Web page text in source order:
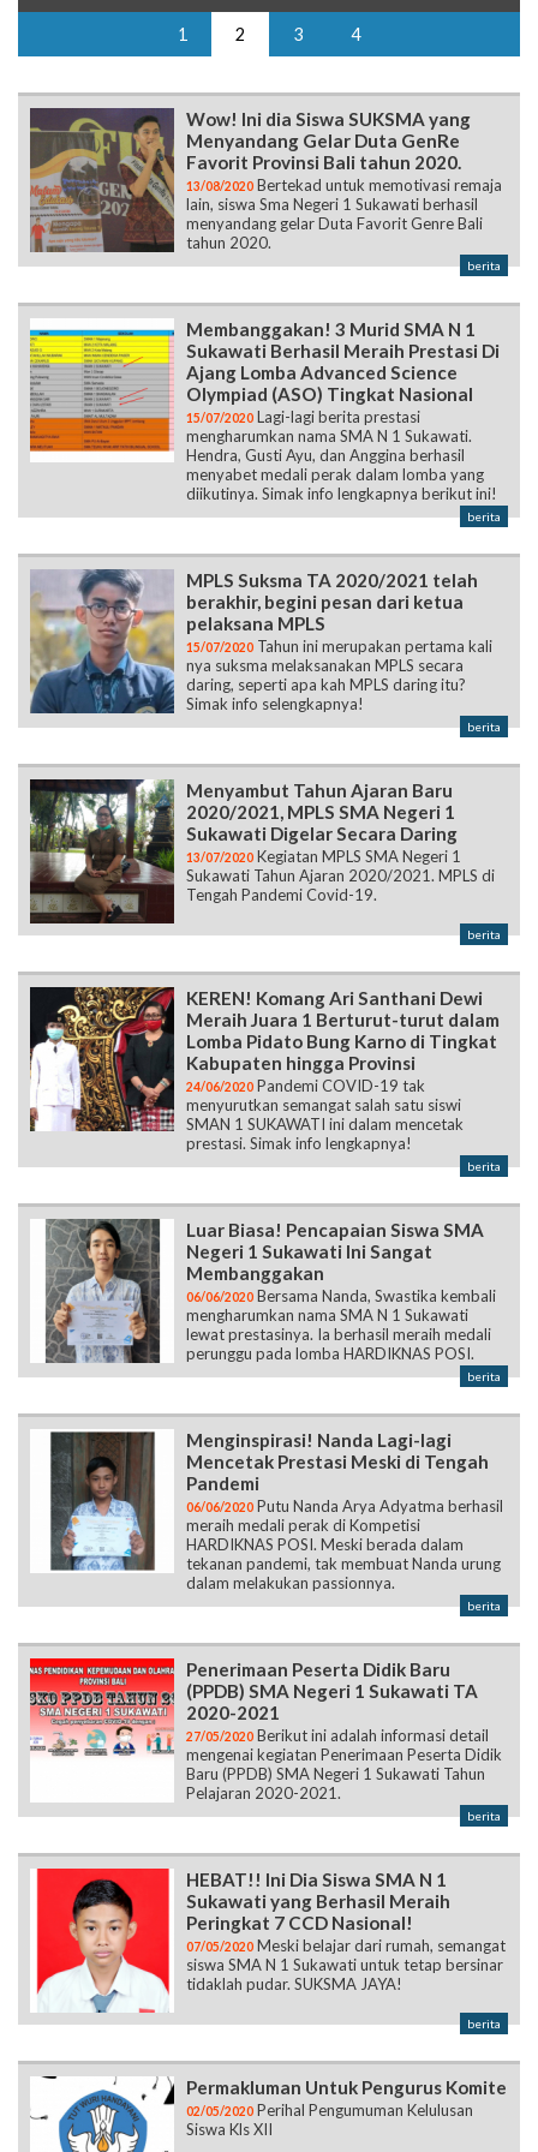
1 2 3 4
Wow! Ini dia Siswa SUKSMA yang
Menyandang Gelar Duta GenRe
Favorit Provinsi Bali tahun 2020.
13/08/2020 Bertekad untuk memotivasi remaja
lain, siswa Sma Negeri 1 Sukawati berhasil
menyandang gelar Duta Favorit Genre Bali
tahun 2020.
berita
Membanggakan! 3 Murid SMA N 1
Sukawati Berhasil Meraih Prestasi Di
Ajang Lomba Advanced Science
Olympiad (ASO) Tingkat Nasional
15/07/2020 Lagi-lagi berita prestasi
mengharumkan nama SMA N 1 Sukawati.
Hendra, Gusti Ayu, dan Anggina berhasil
menyabet medali perak dalam lomba yang
diikutinya. Simak info lengkapnya berikut ini!
berita
MPLS Suksma TA 2020/2021 telah
berakhir, begini pesan dari ketua
pelaksana MPLS
15/07/2020 Tahun ini merupakan pertama kali
nya suksma melaksanakan MPLS secara
daring, seperti apa kah MPLS daring itu?
Simak info selengkapnya!
berita
Menyambut Tahun Ajaran Baru
2020/2021, MPLS SMA Negeri 1
Sukawati Digelar Secara Daring
13/07/2020 Kegiatan MPLS SMA Negeri 1
Sukawati Tahun Ajaran 2020/2021. MPLS di
Tengah Pandemi Covid-19.
berita
KEREN! Komang Ari Santhani Dewi
Meraih Juara 1 Berturut-turut dalam
Lomba Pidato Bung Karno di Tingkat
Kabupaten hingga Provinsi
24/06/2020 Pandemi COVID-19 tak
menyurutkan semangat salah satu siswi
SMAN 1 SUKAWATI ini dalam mencetak
prestasi. Simak info lengkapnya!
berita
Luar Biasa! Pencapaian Siswa SMA
Negeri 1 Sukawati Ini Sangat
Membanggakan
06/06/2020 Bersama Nanda, Swastika kembali
mengharumkan nama SMA N 1 Sukawati
lewat prestasinya. Ia berhasil meraih medali
perunggu pada lomba HARDIKNAS POSI.
berita
Menginspirasi! Nanda Lagi-lagi
Mencetak Prestasi Meski di Tengah
Pandemi
06/06/2020 Putu Nanda Arya Adyatma berhasil
meraih medali perak di Kompetisi
HARDIKNAS POSI. Meski berada dalam
tekanan pandemi, tak membuat Nanda urung
dalam melakukan passionnya.
berita
Penerimaan Peserta Didik Baru
(PPDB) SMA Negeri 1 Sukawati TA
2020-2021
27/05/2020 Berikut ini adalah informasi detail
mengenai kegiatan Penerimaan Peserta Didik
Baru (PPDB) SMA Negeri 1 Sukawati Tahun
Pelajaran 2020-2021.
berita
HEBAT!! Ini Dia Siswa SMA N 1
Sukawati yang Berhasil Meraih
Peringkat 7 CCD Nasional!
07/05/2020 Meski belajar dari rumah, semangat
siswa SMA N 1 Sukawati untuk tetap bersinar
tidaklah pudar. SUKSMA JAYA!
berita
Permakluman Untuk Pengurus Komite
02/05/2020 Perihal Pengumuman Kelulusan
Siswa Kls XII